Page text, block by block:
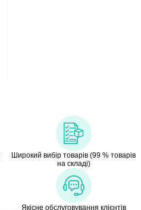
Широкий вибір товарів (99 % товарів
на складі)
Якісне обслуговування клієнтів